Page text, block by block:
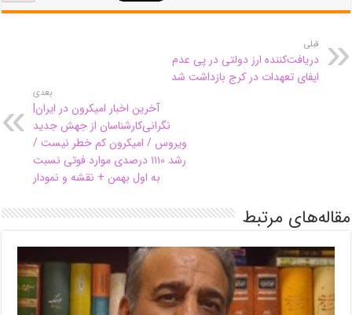
قبلی
دریافت‌کننده ارز دولتی در پی عدم
ایفای تعهدات در کرج بازداشت شد
بعدی
آخرین اخبار امیکرون در ایران|
نگرانی‌کارشناسان از جهش‌ جدید
ویروس / امیکرون کم خطر نیست /
رشد ۱۱۱۰ درصدی موارد فوتی نسبت
به اول بهمن + نقشه و نمودار
مقاله‌های مرتبط